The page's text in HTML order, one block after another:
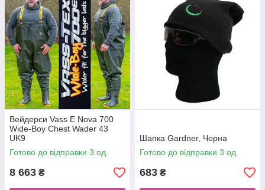
Вейдерси Vass E Nova 700
Wide-Boy Chest Wader 43
UK9
Готово до відправки 3 од.
8 663 ₴
Шапка Gardner, Чорна
Готово до відправки 3 од.
683 ₴